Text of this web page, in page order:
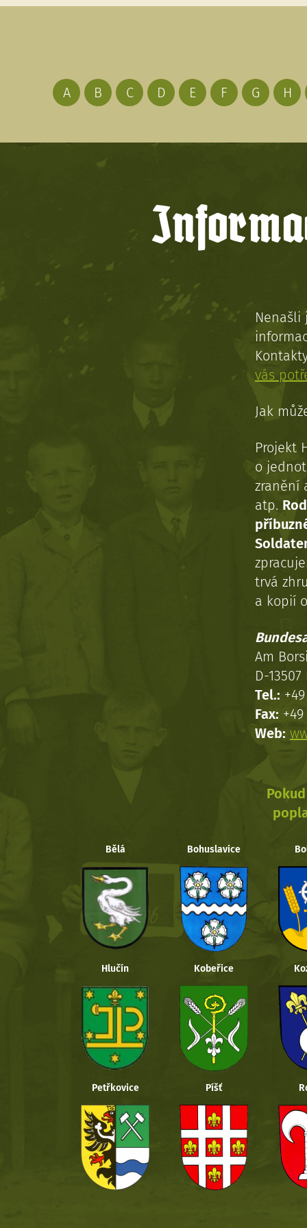
A B C D E F G H
Nenašli
vás
Jak
Projekt
o
zranění
atp.
trvá
a kopií
Am
D-
Tel.:
Fax:
Web:
Bělá Bohuslavice
Hlučín Kobeřice
Petřkovice Píšť